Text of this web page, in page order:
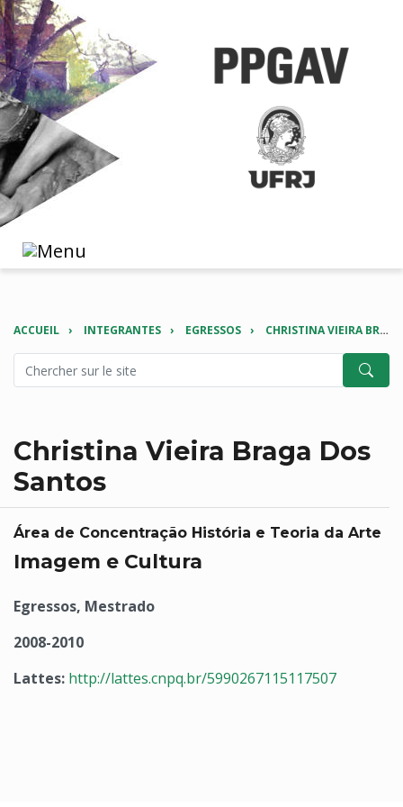
ACCUEIL INTEGRANTES EGRESSOS CHRISTINA VIEIRA BRAGA DOS SANTOS
Christina Vieira Braga Dos
Santos
Área de Concentração História e Teoria da Arte
Imagem e Cultura
Egressos, Mestrado
2008-2010
Lattes: http://lattes.cnpq.br/5990267115117507